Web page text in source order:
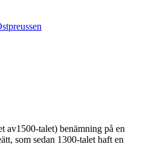
av1500-talet) benämning på en
som sedan 1300-talet haft en